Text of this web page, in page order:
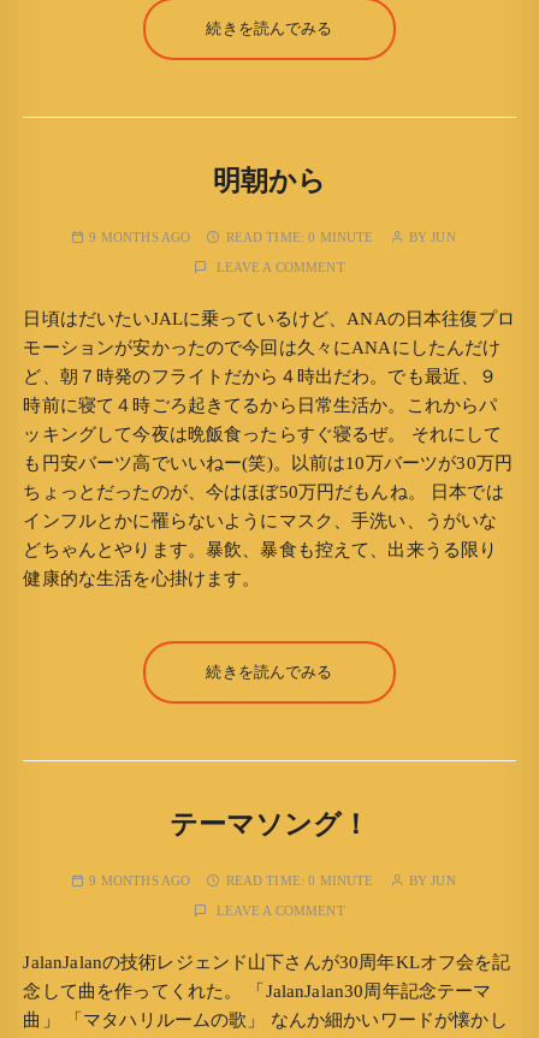
続きを読んでみる
明朝から
9 MONTHS AGO READ TIME:0 MINUTE BYJUN
LEAVE A COMMENT
日頃はだいたいJALに乗っているけど、ANAの日本往復プロ
モーションが安かったので今回は久々にANAにしたんだけ
ど、朝７時発のフライトだから４時出だわ。でも最近、９
時前に寝て４時ごろ起きてるから日常生活か。これからパ
ッキングして今夜は晩飯食ったらすぐ寝るぜ。 それにして
も円安バーツ高でいいねー(笑)。以前は10万バーツが30万円
ちょっとだったのが、今はほぼ50万円だもんね。 日本では
インフルとかに罹らないようにマスク、手洗い、うがいな
どちゃんとやります。暴飲、暴食も控えて、出来うる限り
健康的な生活を心掛けます。
続きを読んでみる
テーマソング！
9 MONTHS AGO READ TIME:0 MINUTE BYJUN
LEAVE A COMMENT
JalanJalanの技術レジェンド山下さんが30周年KLオフ会を記
念して曲を作ってくれた。 「JalanJalan30周年記念テーマ
曲」 「マタハリルームの歌」 なんか細かいワードが懐かし